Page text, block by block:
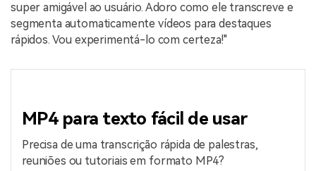
super amigável ao usuário. Adoro como ele transcreve e
segmenta automaticamente vídeos para destaques
rápidos. Vou experimentá-lo com certeza!"
MP4 para texto fácil de usar
Precisa de uma transcrição rápida de palestras,
reuniões ou tutoriais em formato MP4?